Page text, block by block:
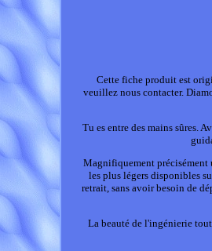
Cette fiche produit est
veuillez nous contacter.
Tu es entre des mains sûres.
Magnifiquement précisément
les plus légers disponibles
retrait, sans avoir besoin de
La beauté de l'ingénierie